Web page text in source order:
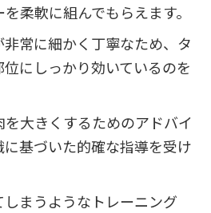
柔軟に組んでもらえます。
常に細かく丁寧なため、タ
にしっかり効いているのを
大きくするためのアドバイ
に基づいた的確な指導を受け
まうようなトレーニング